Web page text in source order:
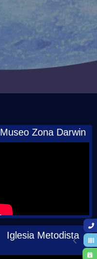
Museo Zona Darwin
Iglesia Metodista